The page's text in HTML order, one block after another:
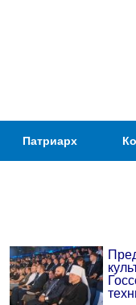
Патриаршая
Комиссия
культуры и
спорта
Патриарх